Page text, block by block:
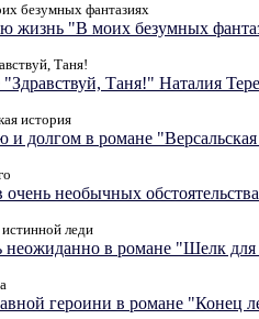
безумных фантазиях
жизнь "В моих безумных
Таня!
Таня!" Наталия
история
долгом в романе
очень необычных
леди
неожиданно в романе "Шелк
героини в романе "Конец